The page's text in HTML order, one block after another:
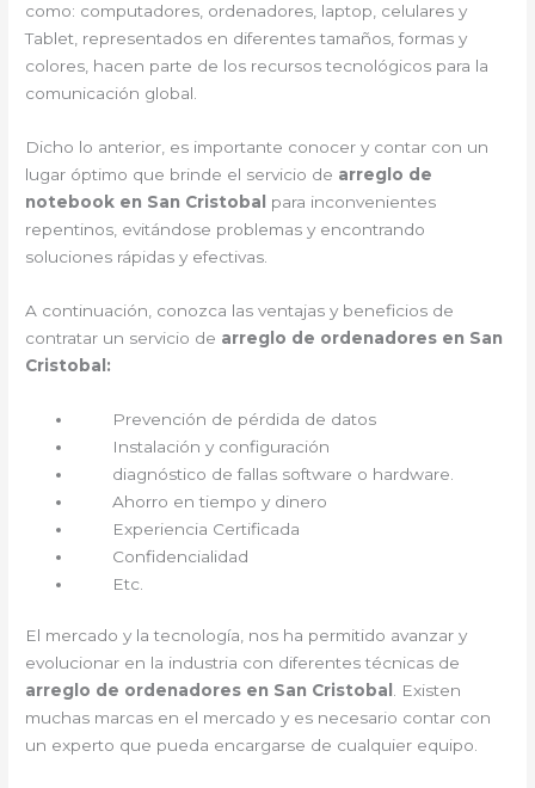
como: computadores, ordenadores, laptop, celulares y
Tablet, representados en diferentes tamaños, formas y
colores, hacen parte de los recursos tecnológicos para la
comunicación global.
Dicho lo anterior, es importante conocer y contar con un
lugar óptimo que brinde el servicio de arreglo de
notebook en San Cristobal para inconvenientes
repentinos, evitándose problemas y encontrando
soluciones rápidas y efectivas.
A continuación, conozca las ventajas y beneficios de
contratar un servicio de arreglo de ordenadores en San
Cristobal:
Prevención de pérdida de datos
Instalación y configuración
diagnóstico de fallas software o hardware.
Ahorro en tiempo y dinero
Experiencia Certificada
Confidencialidad
Etc.
El mercado y la tecnología, nos ha permitido avanzar y
evolucionar en la industria con diferentes técnicas de
arreglo de ordenadores en San Cristobal . Existen
muchas marcas en el mercado y es necesario contar con
un experto que pueda encargarse de cualquier equipo.